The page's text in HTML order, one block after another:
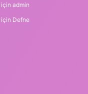
için admin
için Defne